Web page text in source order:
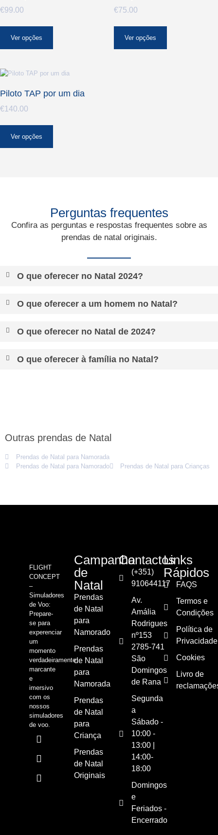
€99.00
Ver opções
€75.00
Ver opções
Piloto TAP por um dia
€140.00
Ver opções
Perguntas frequentes
Confira as perguntas e respostas frequentes sobre as
prendas de natal originais.
O que oferecer no Natal 2024?
O que oferecer a um homem no Natal?
O que oferecer no Natal de 2024?
O que oferecer à família no Natal?
Outras prendas de Natal
Prendas de Natal para Namorada
Prendas de Natal para Namorado
Prendas de Natal para Crianças
FLIGHT
CONCEPT
–
Simuladores
de Voo:
Prepare-
se para
experenciar
um
momento
verdadeiramente
marcante
e
imersivo
com os
nossos
simuladores
de voo.
Campanha
de
Natal
Prendas
de Natal
para
Namorado
Prendas
de Natal
para
Namorada
Prendas
de Natal
para
Criança
Prendas
de Natal
Originais
Contactos
(+351)
910644117
Av.
Amália
Rodrigues
nº153
2785-741
São
Domingos
de Rana
Segunda
a
Sábado -
10:00 -
13:00 |
14:00-
18:00
Domingos
e
Feriados -
Encerrado
Links
Rápidos
FAQS
Termos e
Condições
Política de
Privacidade
Cookies
Livro de